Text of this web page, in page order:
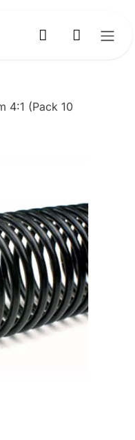
4:1 (Pack 10